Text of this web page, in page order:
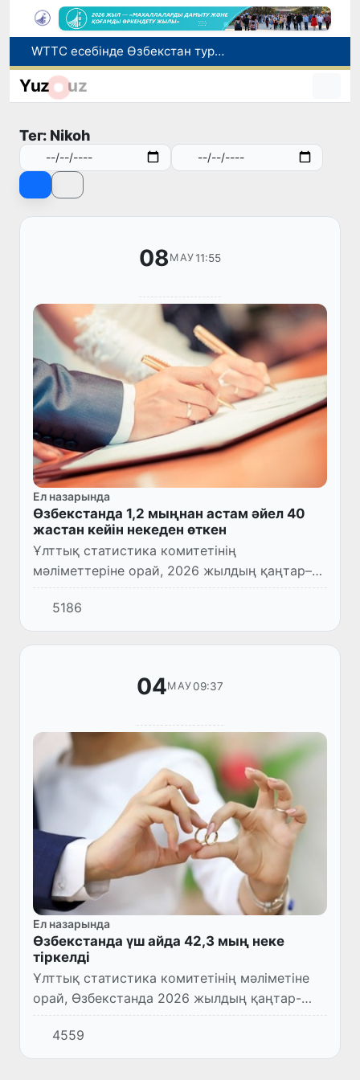
WTTC есебінде Өзбекстан туризмнің өсу қарқыны бойынша Орталық Азияда бірінші орынға шықты
Мүмкіндігі шектеулі талапкерлерге қабылдау емтихандарында қосымша уақыт беріледі
Жарты жылда Өзбекстанда қанша егіз сәби дүниеге келді?
Yuz uz
Тег: Nikoh
08МАУ11:55
Ел назарында
Өзбекстанда 1,2 мыңнан астам әйел 40
жастан кейін некеден өткен
Ұлттық статистика комитетінің
мәліметтеріне орай, 2026 жылдың қаңтар–
наурыз айларында Өзбекстанда АХАТ
органдары арқылы 42,3 мың неке тіркелген.
5186
04МАУ09:37
Ел назарында
Өзбекстанда үш айда 42,3 мың неке
тіркелді
Ұлттық статистика комитетінің мәліметіне
орай, Өзбекстанда 2026 жылдың қаңтар-
наурыз айларында АХАТ органдарында 42,3
мың неке тіркелген.
4559